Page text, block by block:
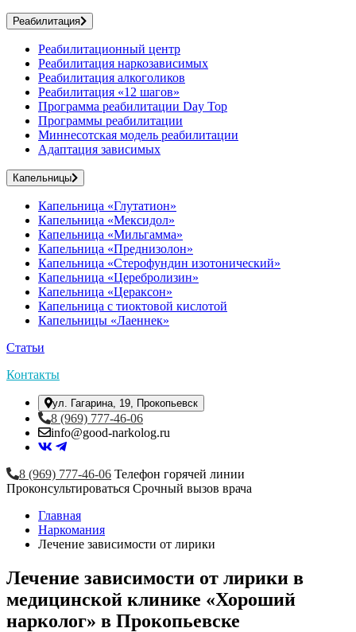
Реабилитация
Реабилитационный центр
Реабилитация наркозависимых
Реабилитация алкоголиков
Реабилитация «12 шагов»
Программа реабилитации Day Top
Программы реабилитации
Миннесотская модель реабилитации
Адаптация зависимых
Капельницы
Капельница «Глутатион»
Капельница «Мексидол»
Капельница «Мильгамма»
Капельница «Преднизолон»
Капельница «Стерофундин изотонический»
Капельница «Церебролизин»
Капельница «Цераксон»
Капельница с тиоктовой кислотой
Капельницы «Лаеннек»
Статьи
Контакты
ул. Гагарина, 19, Прокопьевск
8 (969) 777-46-06
info@good-narkolog.ru
8 (969) 777-46-06 Телефон горячей линии
Проконсультироваться Срочный вызов врача
Главная
Наркомания
Лечение зависимости от лирики
Лечение зависимости от лирики в
медицинской клинике «Хороший
нарколог» в Прокопьевске